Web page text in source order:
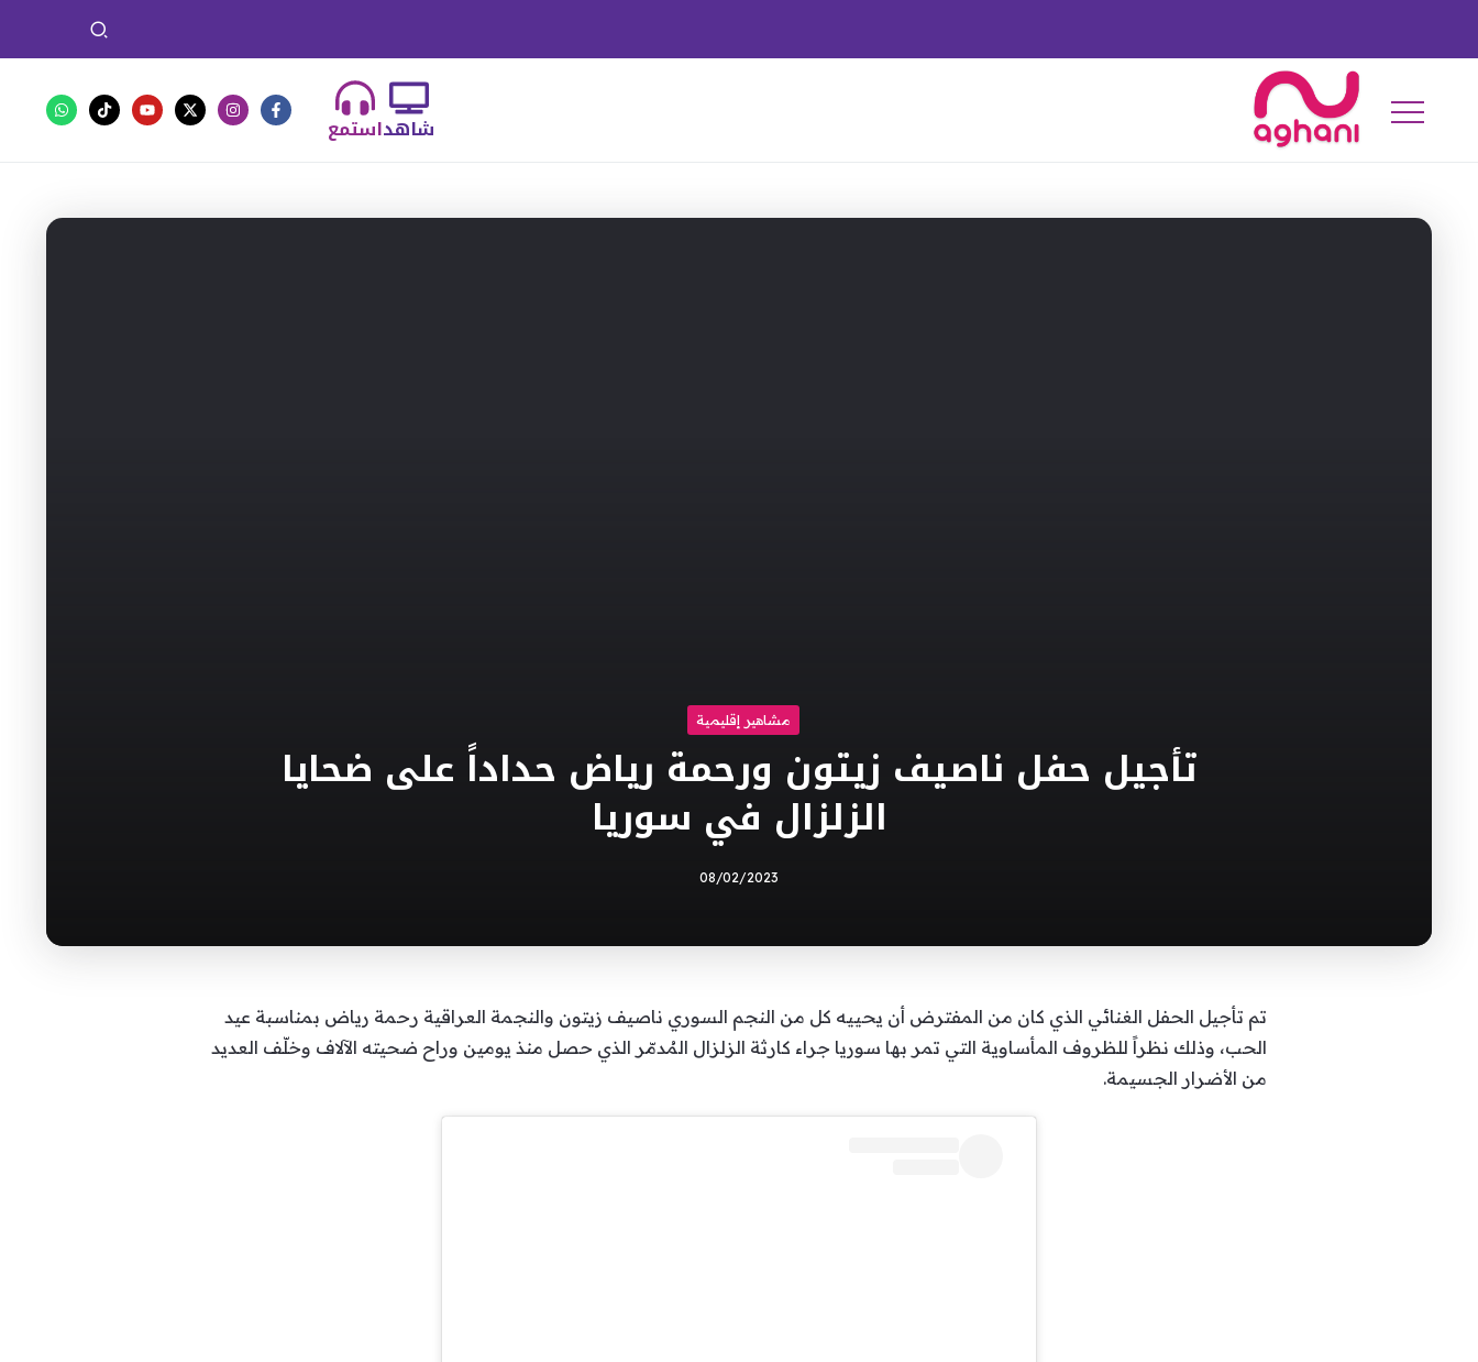
استمعشاهد
مشاهير إقليمية
تأجيل حفل ناصيف زيتون ورحمة رياض حداداً على ضحايا
الزلزال في سوريا
08/02/2023
تم تأجيل الحفل الغنائي الذي كان من المفترض أن يحييه كل من النجم السوري ناصيف زيتون والنجمة العراقية رحمة رياض بمناسبة عيد
الحب، وذلك نظراً للظروف المأساوية التي تمر بها سوريا جراء كارثة الزلزال المُدمّر الذي حصل منذ يومين وراح ضحيته الآلاف وخلّف العديد
من الأضرار الجسيمة.